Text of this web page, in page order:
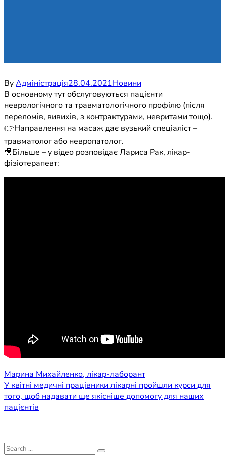
ByАдміністрація28.04.2021Новини
В основному тут обслуговуються пацієнти
неврологічного та травматологічного профілю (після
переломів, вивихів, з контрактурами, невритами тощо).
👉Направлення на масаж дає вузький спеціаліст –
травматолог або невропатолог.
🎥Більше – у відео розповідає Лариса Рак, лікар-
фізіотерапевт:
Навігація
записів
Марина Михайленко, лікар-лаборант
У квітні медичні працівники лікарні пройшли курси для
того, щоб надавати ще якісніше допомогу для наших
пацієнтів
Search